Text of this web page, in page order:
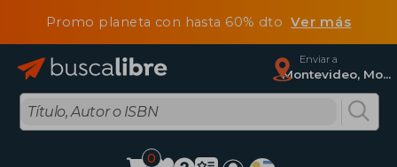
Promo planeta con hasta 60% dtoVer más
Enviar a
Montevideo, Montevideo
0